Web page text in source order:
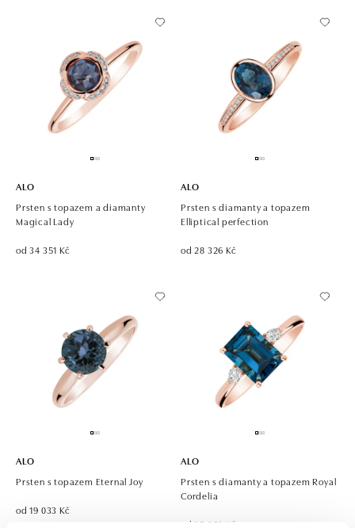
ALO
Prsten s topazem a diamanty
Magical Lady
od 34 351 Kč
ALO
Prsten s diamanty a topazem
Elliptical perfection
od 28 326 Kč
ALO
Prsten s topazem Eternal Joy
od 19 033 Kč
ALO
Prsten s diamanty a topazem Royal
Cordelia
od 37 353 Kč